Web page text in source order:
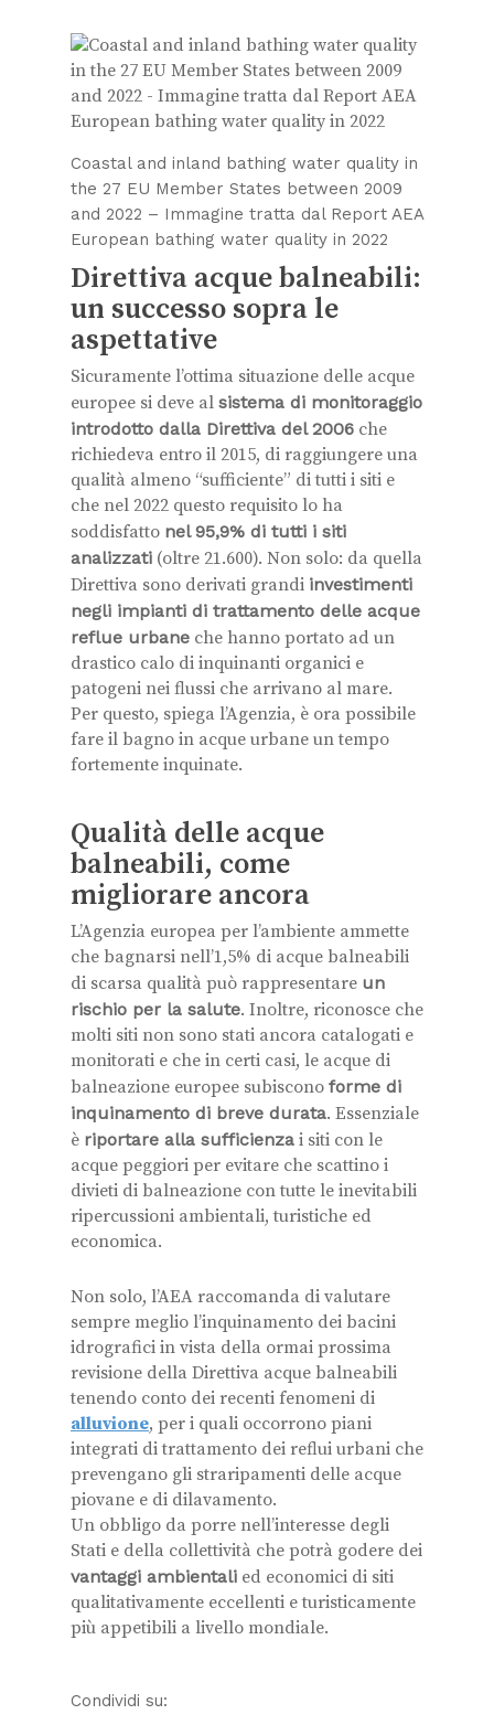
Coastal and inland bathing water quality in
the 27 EU Member States between 2009
and 2022 – Immagine tratta dal Report AEA
European bathing water quality in 2022
Direttiva acque balneabili:
un successo sopra le
aspettative
Sicuramente l’ottima situazione delle acque
europee si deve al sistema di monitoraggio
introdotto dalla Direttiva del 2006 che
richiedeva entro il 2015, di raggiungere una
qualità almeno “sufficiente” di tutti i siti e
che nel 2022 questo requisito lo ha
soddisfatto nel 95,9% di tutti i siti
analizzati (oltre 21.600). Non solo: da quella
Direttiva sono derivati grandi investimenti
negli impianti di trattamento delle acque
reflue urbane che hanno portato ad un
drastico calo di inquinanti organici e
patogeni nei flussi che arrivano al mare.
Per questo, spiega l’Agenzia, è ora possibile
fare il bagno in acque urbane un tempo
fortemente inquinate.
Qualità delle acque
balneabili, come
migliorare ancora
L’Agenzia europea per l’ambiente ammette
che bagnarsi nell’1,5% di acque balneabili
di scarsa qualità può rappresentare un
rischio per la salute. Inoltre, riconosce che
molti siti non sono stati ancora catalogati e
monitorati e che in certi casi, le acque di
balneazione europee subiscono forme di
inquinamento di breve durata. Essenziale
è riportare alla sufficienza i siti con le
acque peggiori per evitare che scattino i
divieti di balneazione con tutte le inevitabili
ripercussioni ambientali, turistiche ed
economica.
Non solo, l’AEA raccomanda di valutare
sempre meglio l’inquinamento dei bacini
idrografici in vista della ormai prossima
revisione della Direttiva acque balneabili
tenendo conto dei recenti fenomeni di
alluvione, per i quali occorrono piani
integrati di trattamento dei reflui urbani che
prevengano gli straripamenti delle acque
piovane e di dilavamento.
Un obbligo da porre nell’interesse degli
Stati e della collettività che potrà godere dei
vantaggi ambientali ed economici di siti
qualitativamente eccellenti e turisticamente
più appetibili a livello mondiale.
Condividi su: